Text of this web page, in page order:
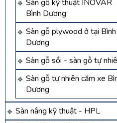
Sàn gỗ kỹ thuật INOVAR
Bình Dương
Sàn gỗ plywood ở tại Bình
Dương
Sàn gỗ sồi - sàn gỗ tự
Sàn gỗ tự nhiên căm xe
Dương
Sàn nâng kỹ thuật - HPL